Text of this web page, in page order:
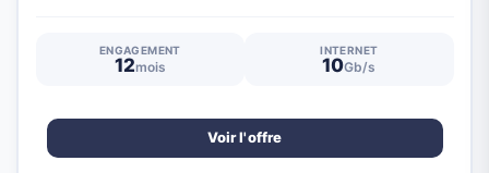
ENGAGEMENT
12mois
INTERNET
10Gb/s
Voir l'offre